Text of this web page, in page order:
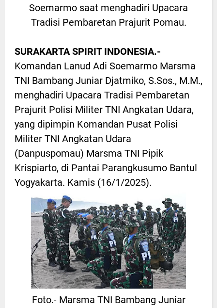
Soemarmo saat menghadiri Upacara
Tradisi Pembaretan Prajurit Pomau.
SURAKARTA SPIRIT INDONESIA.-
Komandan Lanud Adi Soemarmo Marsma
TNI Bambang Juniar Djatmiko, S.Sos., M.M.,
menghadiri Upacara Tradisi Pembaretan
Prajurit Polisi Militer TNI Angkatan Udara,
yang dipimpin Komandan Pusat Polisi
Militer TNI Angkatan Udara
(Danpuspomau) Marsma TNI Pipik
Krispiarto, di Pantai Parangkusumo Bantul
Yogyakarta. Kamis (16/1/2025).
Foto.- Marsma TNI Bambang Juniar